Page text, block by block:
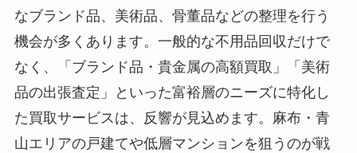
なブランド品、美術品、骨董品などの整理を行う
機会が多くあります。一般的な不用品回収だけで
なく、「ブランド品・貴金属の高額買取」「美術
品の出張査定」といった富裕層のニーズに特化し
た買取サービスは、反響が見込めます。麻布・青
山エリアの戸建てや低層マンションを狙うのが戦